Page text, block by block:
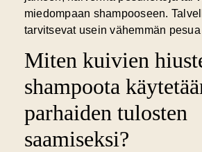
miedompaan shampooseen.
tarvitsevat usein vähemmän
Miten kuivien
shampoota
parhaiden tulosten
saamiseksi?